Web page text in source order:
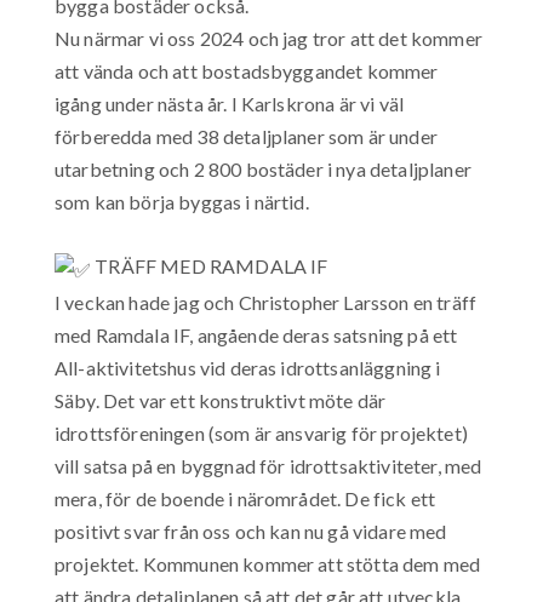
bygga bostäder också.
Nu närmar vi oss 2024 och jag tror att det kommer
att vända och att bostadsbyggandet kommer
igång under nästa år. I Karlskrona är vi väl
förberedda med 38 detaljplaner som är under
utarbetning och 2 800 bostäder i nya detaljplaner
som kan börja byggas i närtid.
TRÄFF MED RAMDALA IF
I veckan hade jag och Christopher Larsson en träff
med Ramdala IF, angående deras satsning på ett
All-aktivitetshus vid deras idrottsanläggning i
Säby. Det var ett konstruktivt möte där
idrottsföreningen (som är ansvarig för projektet)
vill satsa på en byggnad för idrottsaktiviteter, med
mera, för de boende i närområdet. De fick ett
positivt svar från oss och kan nu gå vidare med
projektet. Kommunen kommer att stötta dem med
att ändra detaljplanen så att det går att utveckla